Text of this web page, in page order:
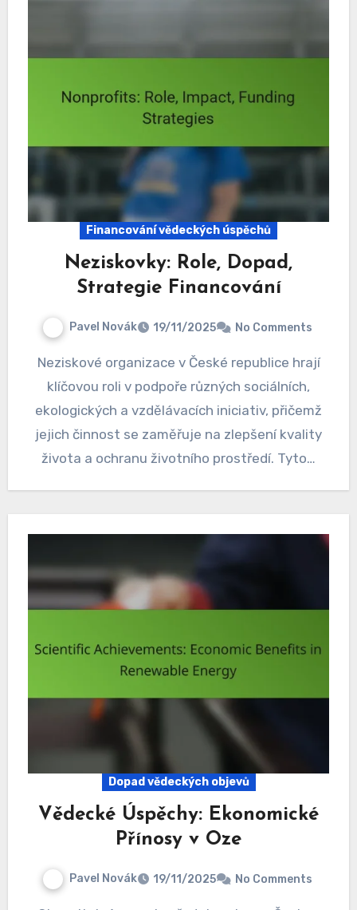
Financování vědeckých úspěchů
Neziskovky: Role, Dopad,
Strategie Financování
Pavel Novák 19/11/2025 No Comments
Neziskové organizace v České republice hrají
klíčovou roli v podpoře různých sociálních,
ekologických a vzdělávacích iniciativ, přičemž
jejich činnost se zaměřuje na zlepšení kvality
života a ochranu životního prostředí. Tyto…
Dopad vědeckých objevů
Vědecké Úspěchy: Ekonomické
Přínosy v Oze
Pavel Novák 19/11/2025 No Comments